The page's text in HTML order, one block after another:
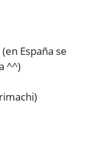
(en España se
^^)